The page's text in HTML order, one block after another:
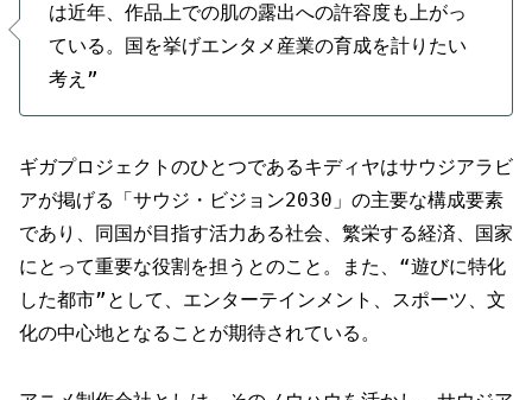
は近年、作品上での肌の露出への許容度も上がっ
ている。国を挙げエンタメ産業の育成を計りたい
考え”
ギガプロジェクトのひとつであるキディヤはサウジアラビ
アが掲げる「サウジ・ビジョン2030」の主要な構成要素
であり、同国が目指す活力ある社会、繁栄する経済、国家
にとって重要な役割を担うとのこと。また、“遊びに特化
した都市”として、エンターテインメント、スポーツ、文
化の中心地となることが期待されている。